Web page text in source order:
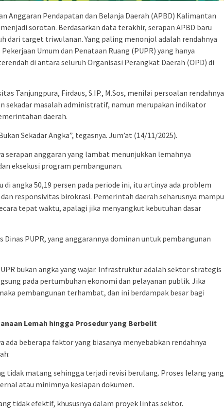
Anggaran Pendapatan dan Belanja Daerah (APBD) Kalimantan
sorotan. Berdasarkan data terakhir, serapan APBD baru
dari target triwulanan. Yang paling menonjol adalah rendahnya
Umum dan Penataan Ruang (PUPR) yang hanya
di antara seluruh Organisasi Perangkat Daerah (OPD) di
Tanjungpura, Firdaus, S.IP., M.Sos, menilai persoalan rendahnya
sekadar masalah administratif, namun merupakan indikator
daerah.
Sekadar Angka”, tegasnya. Jum’at (14/11/2025).
serapan anggaran yang lambat menunjukkan lemahnya
eksekusi program pembangunan.
di angka 50,19 persen pada periode ini, itu artinya ada problem
responsivitas birokrasi. Pemerintah daerah seharusnya mampu
tepat waktu, apalagi jika menyangkut kebutuhan dasar
Dinas PUPR, yang anggarannya dominan untuk pembangunan
bukan angka yang wajar. Infrastruktur adalah sektor strategis
pada pertumbuhan ekonomi dan pelayanan publik. Jika
pembangunan terhambat, dan ini berdampak besar bagi
Lemah hingga Prosedur yang Berbelit
ada beberapa faktor yang biasanya menyebabkan rendahnya
tidak matang sehingga terjadi revisi berulang. Proses lelang yang
atau minimnya kesiapan dokumen.
tidak efektif, khususnya dalam proyek lintas sektor.